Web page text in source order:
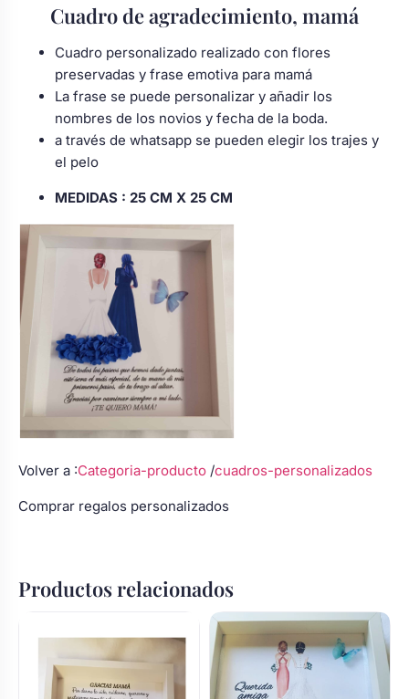
Cuadro de agradecimiento, mamá
Cuadro personalizado realizado con flores
preservadas y frase emotiva para mamá
La frase se puede personalizar y añadir los
nombres de los novios y fecha de la boda.
a través de whatsapp se pueden elegir los trajes y
el pelo
MEDIDAS : 25 CM X 25 CM
Volver a :Categoria-producto /cuadros-personalizados
Comprar regalos personalizados
Productos relacionados